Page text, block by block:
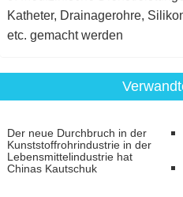
Katheter, Drainagerohre,
etc. gemacht werden
Der neue Durchbruch in der
Kunststoffrohrindustrie in der
Lebensmittelindustrie hat
Chinas Kautschuk